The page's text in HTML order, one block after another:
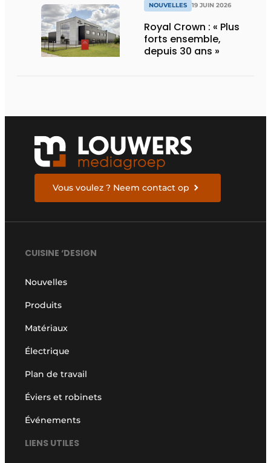
NOUVELLES 19 JUIN 2026
Royal Crown : « Plus
forts ensemble,
depuis 30 ans »
Vous voulez ? Neem contact op
CUISINE ‘DESIGN
Nouvelles
Produits
Matériaux
Électrique
Plan de travail
Éviers et robinets
Événements
LIENS UTILES